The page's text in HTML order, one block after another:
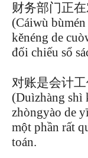
财务部门正
(Cáiwù
kěnéng de
đối chiếu sổ
对账是会计工
(Duìzhàng shì
zhòngyào de
một phần rất
toán.